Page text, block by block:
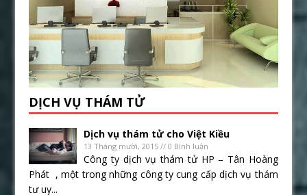
DỊCH VỤ THÁM TỬ
Dịch vụ thám tử cho Việt Kiều
13 Tháng mười, 2015 // 0 Bình luận
Công ty dịch vụ thám tử HP – Tân Hoàng
Phát , một trong những công ty cung cấp dịch vụ thám
tư uy...